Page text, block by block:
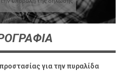
για την πυραλίδα